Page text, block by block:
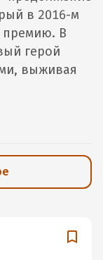
в 2016-м
премию. В
герой
выживая